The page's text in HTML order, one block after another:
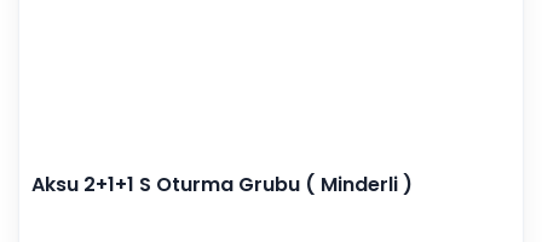
Aksu 2+1+1 S Oturma Grubu ( Minderli )